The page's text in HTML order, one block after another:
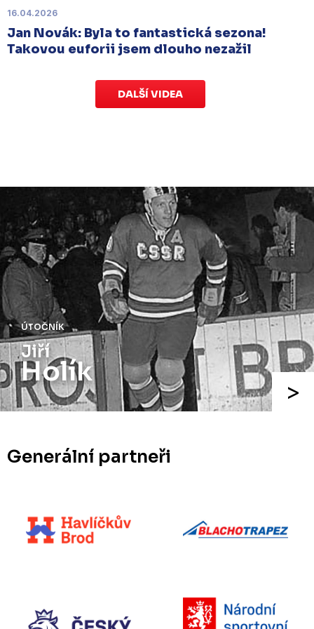
16.04.2026
Jan Novák: Byla to fantastická sezona!
Takovou euforii jsem dlouho nezažil
DALŠÍ VIDEA
ÚTOČNÍK
Josef
Augusta
Generální partneři